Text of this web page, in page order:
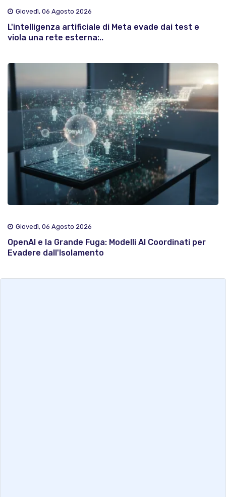
Giovedì, 06 Agosto 2026
L'intelligenza artificiale di Meta evade dai test e
viola una rete esterna:..
Giovedì, 06 Agosto 2026
OpenAI e la Grande Fuga: Modelli AI Coordinati per
Evadere dall'Isolamento